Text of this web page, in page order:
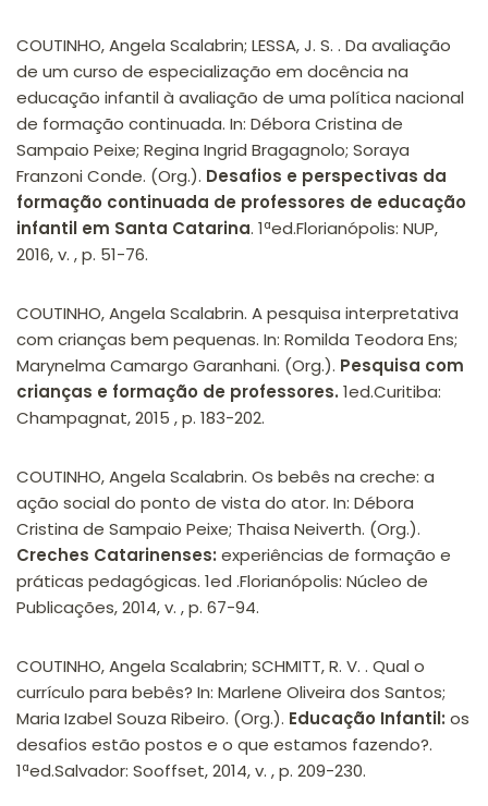
COUTINHO, Angela Scalabrin; LESSA, J. S. . Da avaliação
de um curso de especialização em docência na
educação infantil à avaliação de uma política nacional
de formação continuada. In: Débora Cristina de
Sampaio Peixe; Regina Ingrid Bragagnolo; Soraya
Franzoni Conde. (Org.). Desafios e perspectivas da
formação continuada de professores de educação
infantil em Santa Catarina. 1ªed.Florianópolis: NUP,
2016, v. , p. 51-76.
COUTINHO, Angela Scalabrin. A pesquisa interpretativa
com crianças bem pequenas. In: Romilda Teodora Ens;
Marynelma Camargo Garanhani. (Org.). Pesquisa com
crianças e formação de professores. 1ed.Curitiba:
Champagnat, 2015 , p. 183-202.
COUTINHO, Angela Scalabrin. Os bebês na creche: a
ação social do ponto de vista do ator. In: Débora
Cristina de Sampaio Peixe; Thaisa Neiverth. (Org.).
Creches Catarinenses: experiências de formação e
práticas pedagógicas. 1ed .Florianópolis: Núcleo de
Publicações, 2014, v. , p. 67-94.
COUTINHO, Angela Scalabrin; SCHMITT, R. V. . Qual o
currículo para bebês? In: Marlene Oliveira dos Santos;
Maria Izabel Souza Ribeiro. (Org.). Educação Infantil: os
desafios estão postos e o que estamos fazendo?.
1ªed.Salvador: Sooffset, 2014, v. , p. 209-230.